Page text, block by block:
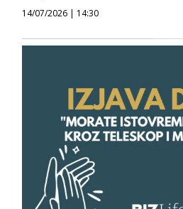
14/07/2026 | 14:30